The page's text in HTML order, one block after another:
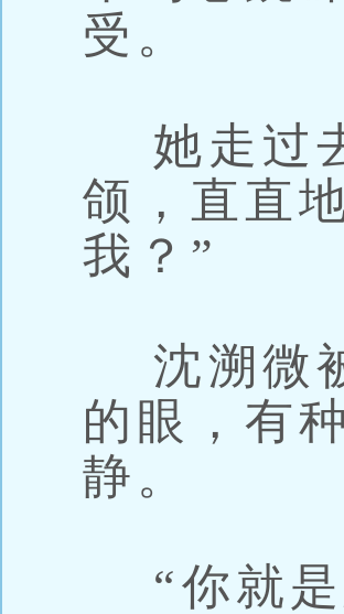
受。
她走过
颌，直直
我？”
沈溯微
的眼，有
静。
“你就是